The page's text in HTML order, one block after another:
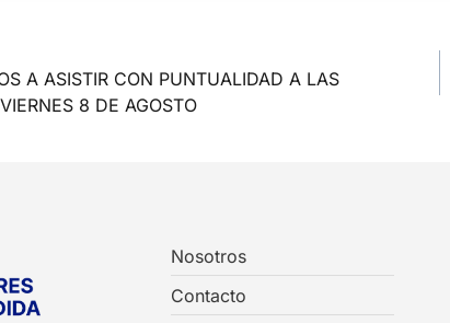
A ASISTIR CON PUNTUALIDAD A LAS
8 DE AGOSTO
Nosotros
Contacto